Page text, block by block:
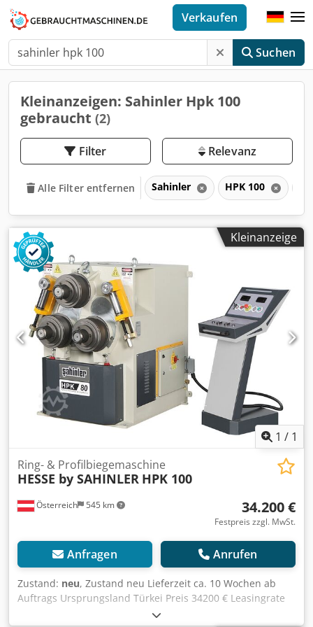
Suchen
Verkaufen
Kleinanzeigen: Sahinler Hpk 100
gebraucht (2)
Filter Relevanz
Alle Filter entfernen Sahinler HPK 100
Kleinanzeige
1 / 1
Österreich 545 km
Ring- & Profilbiegemaschine
HESSE by SAHINLER HPK 100
34.200 €
Festpreis zzgl. MwSt.
Anfragen Anrufen
Zustand: neu, Zustand neu Lieferzeit ca. 10 Wochen ab
Auftrags Ursprungsland Türkei Preis 34200 € Leasingrate
653.22 € Wellendurchmesser 100 mm Walzendurchmesser